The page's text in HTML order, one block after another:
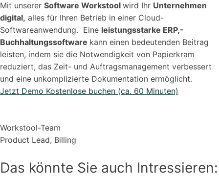
Mit unserer Software Workstool wird Ihr Unternehmen
digital, alles für Ihren Betrieb in einer Cloud-
Softwareanwendung. Eine leistungsstarke ERP,-
Buchhaltungssoftware kann einen bedeutenden Beitrag
leisten, indem sie die Notwendigkeit von Papierkram
reduziert, das Zeit- und Auftragsmanagement verbessert
und eine unkomplizierte Dokumentation ermöglicht.
Jetzt Demo Kostenlose buchen (ca. 60 Minuten)
Workstool-Team
Product Lead, Billing
Das könnte Sie auch Intressieren: